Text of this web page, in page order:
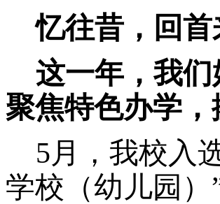
忆往昔，回
这一年，我
聚焦特色办学，
5月， 我校入
学校（幼儿园）